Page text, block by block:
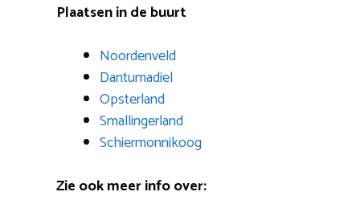
Plaatsen in de buurt
Noordenveld
Dantumadiel
Opsterland
Smallingerland
Schiermonnikoog
Zie ook meer info over: